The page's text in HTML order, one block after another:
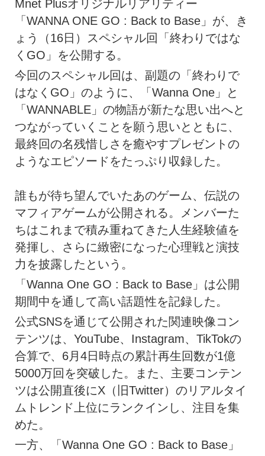
Mnet Plusオリジナルリアリティー
「WANNA ONE GO : Back to Base」が、き
ょう（16日）スペシャル回「終わりではな
くGO」を公開する。
今回のスペシャル回は、副題の「終わりで
はなくGO」のように、「Wanna One」と
「WANNABLE」の物語が新たな思い出へと
つながっていくことを願う思いとともに、
最終回の名残惜しさを癒やすプレゼントの
ようなエピソードをたっぷり収録した。
誰もが待ち望んでいたあのゲーム、伝説の
マフィアゲームが公開される。メンバーた
ちはこれまで積み重ねてきた人生経験値を
発揮し、さらに緻密になった心理戦と演技
力を披露したという。
「Wanna One GO : Back to Base」は公開
期間中を通して高い話題性を記録した。
公式SNSを通じて公開された関連映像コン
テンツは、YouTube、Instagram、TikTokの
合算で、6月4日時点の累計再生回数が1億
5000万回を突破した。また、主要コンテン
ツは公開直後にX（旧Twitter）のリアルタイ
ムトレンド上位にランクインし、注目を集
めた。
一方、「Wanna One GO : Back to Base」